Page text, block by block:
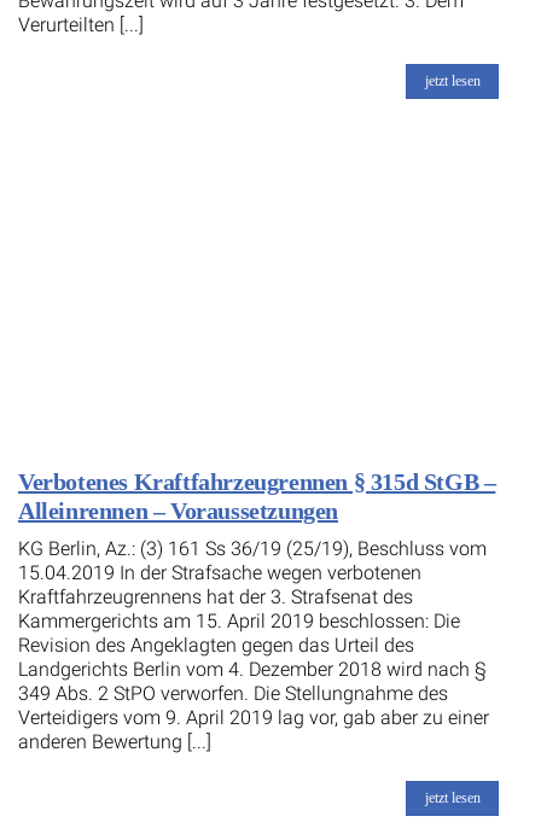
Verurteilten [...]
jetzt lesen
Verbotenes Kraftfahrzeugrennen § 315d StGB –
Alleinrennen – Voraussetzungen
KG Berlin, Az.: (3) 161 Ss 36/19 (25/19), Beschluss vom
15.04.2019 In der Strafsache wegen verbotenen
Kraftfahrzeugrennens hat der 3. Strafsenat des
Kammergerichts am 15. April 2019 beschlossen: Die
Revision des Angeklagten gegen das Urteil des
Landgerichts Berlin vom 4. Dezember 2018 wird nach §
349 Abs. 2 StPO verworfen. Die Stellungnahme des
Verteidigers vom 9. April 2019 lag vor, gab aber zu einer
anderen Bewertung [...]
jetzt lesen